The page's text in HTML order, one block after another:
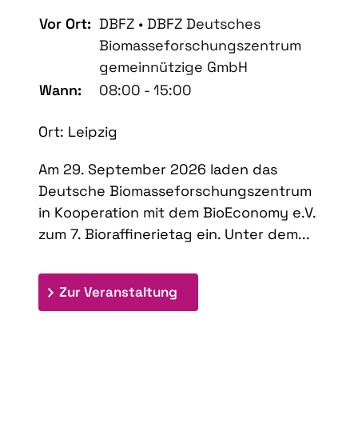
Vor Ort: DBFZ • DBFZ Deutsches
Biomasseforschungszentrum
gemeinnützige GmbH
Wann:
08:00 - 15:00
Ort: Leipzig
Am 29. September 2026 laden das
Deutsche Biomasseforschungszentrum
in Kooperation mit dem BioEconomy e.V.
zum 7. Bioraffinerietag ein. Unter dem...
Zur Veranstaltung